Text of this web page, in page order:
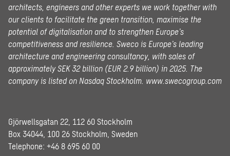
architects, engineers and other experts we work together with
our clients to facilitate the green transition, maximise the
potential of digitalisation and to strengthen Europe’s
competitiveness and resilience. Sweco is Europe’s leading
architecture and engineering consultancy, with sales of
approximately SEK 32 billion (EUR 2.9 billion) in 2025. The
company is listed on Nasdaq Stockholm. www.swecogroup.com
Gjörwellsgatan 22, 112 60 Stockholm
Box 34044, 100 26 Stockholm, Sweden
Telephone: +46 8 695 60 00